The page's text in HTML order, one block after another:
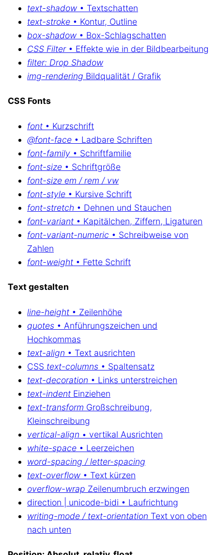
text-shadow • Textschatten
text-stroke • Kontur, Outline
box-shadow • Box-Schlagschatten
CSS Filter• Effekte wie in der Bildbearbeitung
filter: Drop Shadow
img-rendering Bildqualität / Grafik
CSS Fonts
font • Kurzschrift
@font-face • Ladbare Schriften
font-family • Schriftfamilie
font-size • Schriftgröße
font-size em / rem / vw
font-style • Kursive Schrift
font-stretch • Dehnen und Stauchen
font-variant • Kapitälchen, Ziffern, Ligaturen
font-variant-numeric • Schreibweise von
Zahlen
font-weight • Fette Schrift
Text gestalten
line-height • Zeilenhöhe
quotes • Anführungszeichen und
Hochkommas
text-align • Text ausrichten
CSS text-columns • Spaltensatz
text-decoration • Links unterstreichen
text-indent Einziehen
text-transform Großschreibung,
Kleinschreibung
vertical-align • vertikal Ausrichten
white-space • Leerzeichen
word-spacing / letter-spacing
text-overflow • Text kürzen
overflow-wrap Zeilenumbruch erzwingen
direction | unicode-bidi • Laufrichtung
writing-mode / text-orientation Text von oben
nach unten